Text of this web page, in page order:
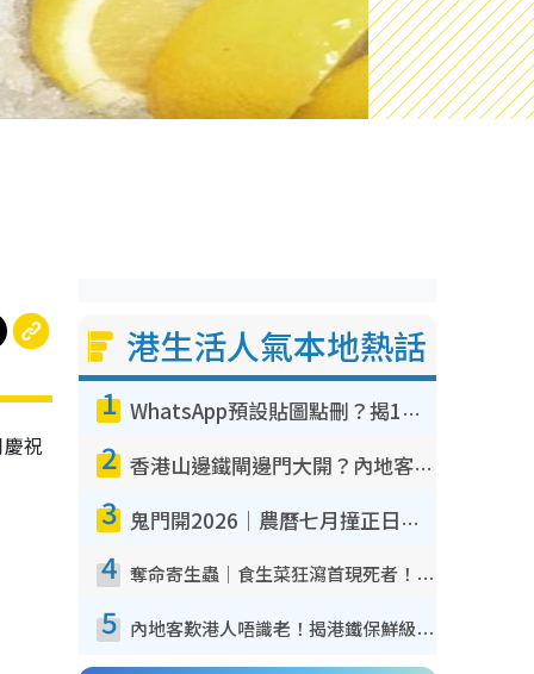
祝
港生活人氣本地熱話
1 WhatsApp預設貼圖點刪？揭1招「反向操作」還原簡潔介面 附3步實測教學
2 香港山邊鐵閘邊門大開？內地客困惑意義何在！網民神回覆：呢種叫法理性防禦
3 鬼門開2026｜農曆七月撞正日全食特別邪？專家警告切忌做一事！揭4大禁忌+2招保平安
4 奪命寄生蟲｜食生菜狂瀉首現死者！疫潮惡化錄1.8萬宗病例 揭洗菜3大謬誤
5 內地客歎港人唔識老！揭港鐵保鮮級冷氣 港人求放過：咪投訴